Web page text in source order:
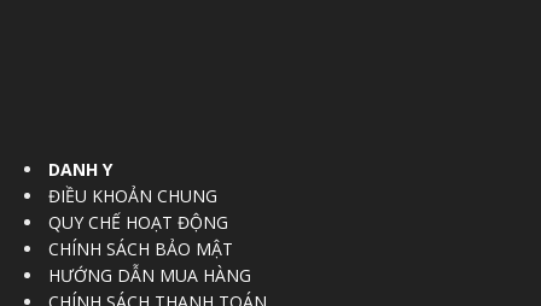
DANH Y
ĐIỀU KHOẢN CHUNG
QUY CHẾ HOẠT ĐỘNG
CHÍNH SÁCH BẢO MẬT
HƯỚNG DẪN MUA HÀNG